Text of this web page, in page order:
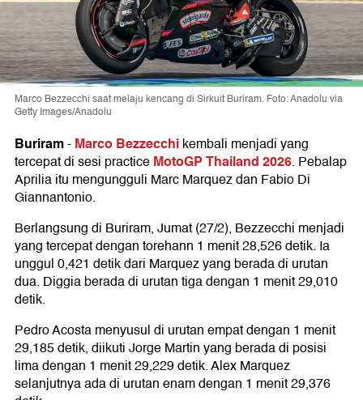
Marco Bezzecchi saat melaju kencang di Sirkuit Buriram. Foto: Anadolu via
Getty Images/Anadolu
Buriram-Marco Bezzecchikembali menjadi yang
tercepat di sesi practiceMotoGP Thailand 2026. Pebalap
Aprilia itu mengungguli Marc Marquez dan Fabio Di
Giannantonio.
Berlangsung di Buriram, Jumat (27/2), Bezzecchi menjadi
yang tercepat dengan torehann 1 menit 28,526 detik. Ia
unggul 0,421 detik dari Marquez yang berada di urutan
dua. Diggia berada di urutan tiga dengan 1 menit 29,010
detik.
Pedro Acosta menyusul di urutan empat dengan 1 menit
29,185 detik, diikuti Jorge Martin yang berada di posisi
lima dengan 1 menit 29,229 detik. Alex Marquez
selanjutnya ada di urutan enam dengan 1 menit 29,376